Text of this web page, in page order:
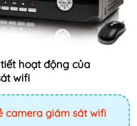
hoạt động của
wifi
camera giám sát wifi